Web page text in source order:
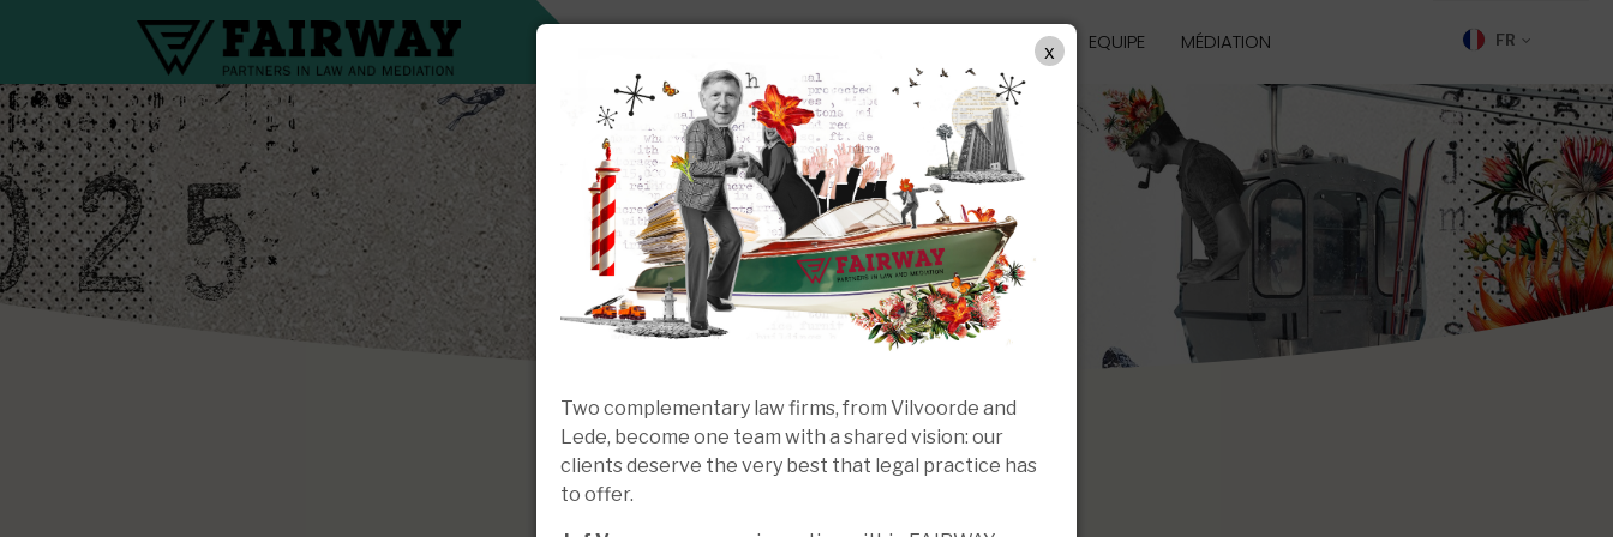
FR
DOMAINES DE COMPETENCES EQUIPE MÉDIATION
Notre approche
Two complementary law firms, from Vilvoorde and
Lede, become one team with a shared vision: our
clients deserve the very best that legal practice has
to offer.
x